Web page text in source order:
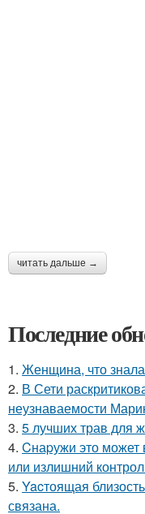
читать дальше →
Последние
1. Женщина, что
2. В Сети
неузнаваемости
3. 5 лучших трав для
4. Cнаpужи это может
или излишний
5. Yacтоящая
связана.